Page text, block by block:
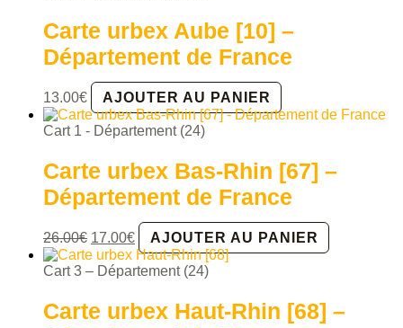
13.00€.12.00€.
Carte urbex Aube [10] –
Département de France
13.00€ AJOUTER AU PANIER
Cart 1 - Département (24)
Carte urbex Bas-Rhin [67] –
Département de France
26.00€ Le
prix
initial
26.00€.
17.00€Le
prix
actuel
17.00€.
AJOUTER AU PANIER
Cart 3 – Département (24)
Carte urbex Haut-Rhin [68] –